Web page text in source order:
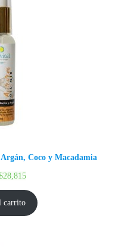
Coco y Macadamia
28,815
carrito